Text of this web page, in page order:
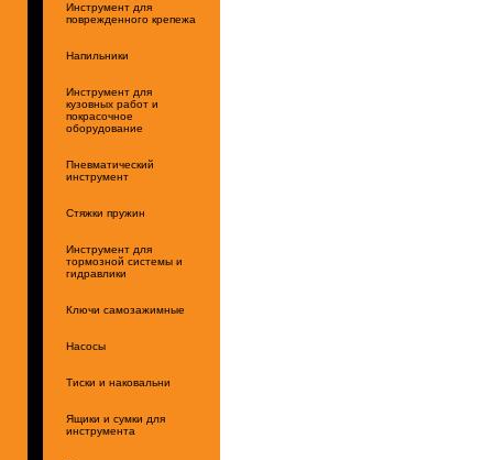
Инструмент для
поврежденного крепежа
Напильники
Инструмент для
кузовных работ и
покрасочное
оборудование
Пневматический
инструмент
Стяжки пружин
Инструмент для
тормозной системы и
гидравлики
Ключи самозажимные
Насосы
Тиски и наковальни
Ящики и сумки для
инструмента